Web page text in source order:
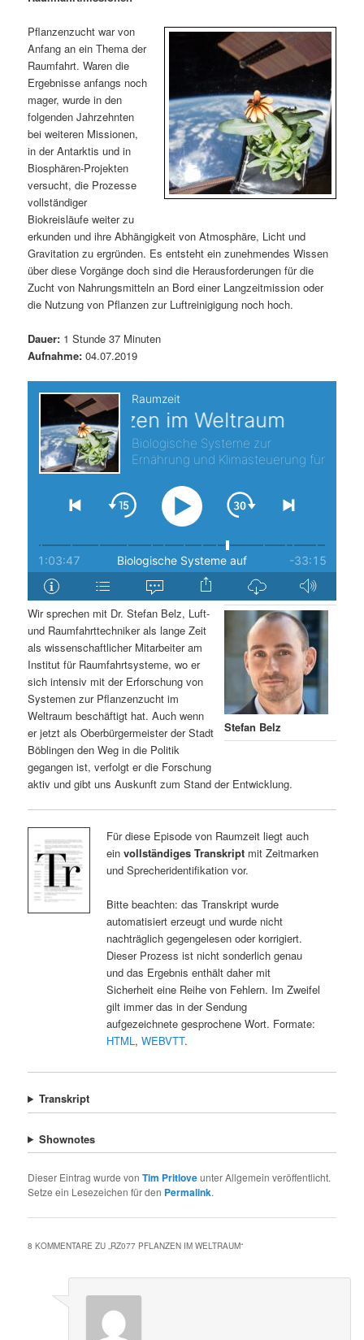
ä
r
e
n
I
n
h
a
t
s
r
g
e
n
n
d
ä
r
e
n
I
n
a
l
s
i
n
g
e
n
n
v
i
g
a
t
i
o
n
Pflanzenzucht war von
Anfang an ein Thema der
Raumfahrt. Waren die
Ergebnisse anfangs noch
mager, wurde in den
folgenden Jahrzehnten
bei weiteren Missionen,
in der Antarktis und in
Biosphären-Projekten
versucht, die Prozesse
vollständiger
Biokreisläufe weiter zu
erkunden und ihre Abhängigkeit von Atmosphäre, Licht und
Gravitation zu ergründen. Es entsteht ein zunehmendes Wissen
über diese Vorgänge doch sind die Herausforderungen für die
Zucht von Nahrungsmitteln an Bord einer Langzeitmission oder
die Nutzung von Pflanzen zur Luftreinigigung noch hoch.
Dauer: 1 Stunde 37 Minuten
Aufnahme: 04.07.2019
Stefan Belz
Wir sprechen mit Dr. Stefan Belz, Luft-
und Raumfahrttechniker als lange Zeit
als wissenschaftlicher Mitarbeiter am
Institut für Raumfahrtsysteme, wo er
sich intensiv mit der Erforschung von
Systemen zur Pflanzenzucht im
Weltraum beschäftigt hat. Auch wenn
er jetzt als Oberbürgermeister der Stadt
Böblingen den Weg in die Politik
gegangen ist, verfolgt er die Forschung
aktiv und gibt uns Auskunft zum Stand der Entwicklung.
Für diese Episode von Raumzeit liegt auch
ein vollständiges Transkriptmit Zeitmarken
und Sprecheridentifikation vor.
Bitte beachten: das Transkript wurde
automatisiert erzeugt und wurde nicht
nachträglich gegengelesen oder korrigiert.
Dieser Prozess ist nicht sonderlich genau
und das Ergebnis enthält daher mit
Sicherheit eine Reihe von Fehlern. Im Zweifel
gilt immer das in der Sendung
aufgezeichnete gesprochene Wort. Formate:
HTML, WEBVTT.
Transkript
Shownotes
Dieser Eintrag wurde vonTim Pritloveunter Allgemein veröffentlicht.
Setze ein Lesezeichen für den Permalink.
8 KOMMENTARE ZU „ RZ077 PFLANZEN IM WELTRAUM“